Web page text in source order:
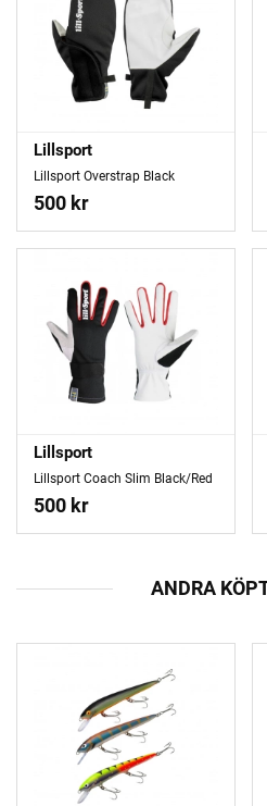
Lillsport
Lillsport Overstrap Black
500 kr
Lillsport
Lillsport Coach Slim Black/Red
500 kr
ANDRA